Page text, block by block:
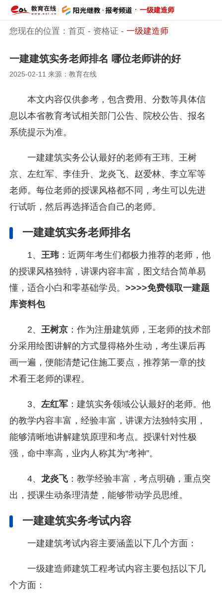
· 一级建造师
您现在的位置：首页 - 资格证 -一级建造师
一建建筑实务老师排名 哪位老师讲的好
2025-02-11 来源：教育在线
本文内容仅供参考，包含费用、分数等具体信
息以本省教育考试相关部门公告、院校公告、报名
系统提示为准。
一建建筑实务公认最好的老师有王玮、王树
京、左红军、李佳升、龙炎飞、赵爱林、李立军等
老师。每位老师的授课风格都不同，考生可以先进
行试听，然后再选择适合自己的老师。
一建建筑实务老师排名
1、 王玮：近两年考生们都极力推荐的老师，他
的授课风格独特，讲课内容丰富，图文结合简单易
懂，适合小白和零基础学员。>>>>免费领取一建题
库资料包
2、 王树京：作为注册建筑师，王老师的技术部
分采用绘图讲解的方式显得格外生动，考生课后再
画一遍，便能清楚记住施工要点，推荐第一章的技
术看王老师的课程。
3、 左红军：建筑实务领域公认最好的老师。他
的教学内容丰富，经验丰富，讲课方法独特实用，
能够清晰地讲解建筑原理和考点。授课针对性极
强，命中率高，业内人称其为“考神”。
4、 龙炎飞：教学经验丰富，考点明确，重点突
出，授课生动条理清楚，能够带动学员思维。
一建建筑实务考试内容
一建建筑考试内容主要涵盖以下几个方面：
一级建造师建筑工程考试内容主要包括以下几
个方面：